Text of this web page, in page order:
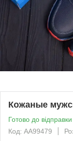
Кожаные
Готово до відправки
Код: AA99479